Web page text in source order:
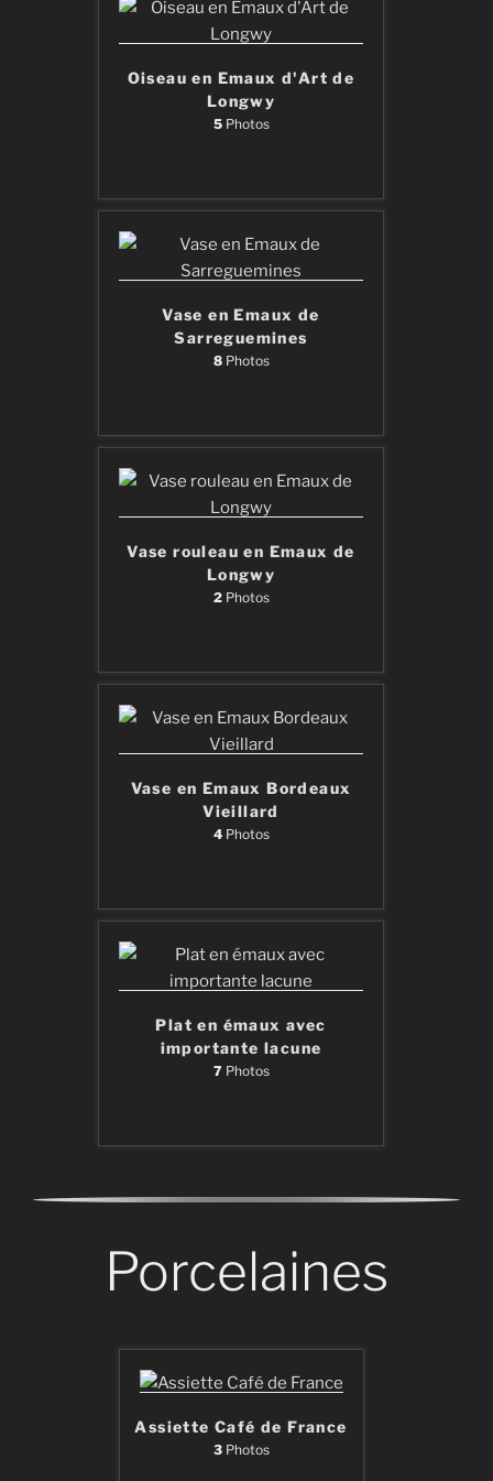
Oiseau en Emaux d'Art de
Longwy
5Photos
Vase en Emaux de
Sarreguemines
8Photos
Vase rouleau en Emaux de
Longwy
2Photos
Vase en Emaux Bordeaux
Vieillard
4Photos
Plat en émaux avec
importante lacune
7 Photos
Porcelaines
Assiette Café de France
3Photos